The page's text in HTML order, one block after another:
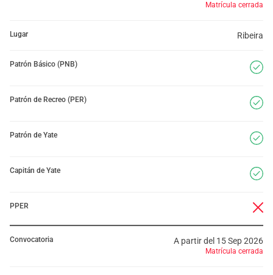
Matrícula cerrada
Lugar Ribeira
Patrón Básico (PNB)
Patrón de Recreo (PER)
Patrón de Yate
Capitán de Yate
PPER
Convocatoria A partir del 15 Sep 2026
Matrícula cerrada